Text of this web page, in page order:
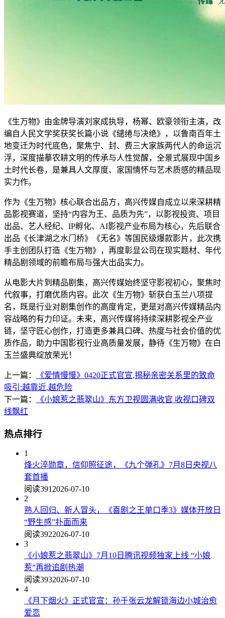
《生万物》由金牌导演刘家成执导，杨幂、欧豪领衔主演，改
编自人民文学奖获奖长篇小说《缱绻与决绝》，以鲁南百年土
地变迁为时代底色，聚焦宁、封、费三大家族两代人的命运沉
浮，深度描摹农耕文明的传承与人性觉醒，全景式展现中国乡
土时代长卷，是兼具人文厚度、家国情怀与艺术质感的精品现
实力作。
作为《生万物》核心联合出品方，高兴传媒自成立以来深耕精
品影视赛道，坚持“内容为王、品质为先”，以影视投资、项目
出品、艺人经纪、IP孵化、AI影视产业布局为核心，先后联合
出品《长津湖之水门桥》《无名》等国民级爆款影片，此次携
手主创团队打造《生万物》，再度彰显公司在现实题材、年代
精品剧领域的前瞻布局与强大出品实力。
从电影大片到精品剧集，高兴传媒始终坚守影视初心，聚焦时
代叙事，打磨优质内容。此次《生万物》斩获白玉兰八项提
名，既是行业对剧集创作的高度肯定，更是对高兴传媒精品内
容战略的有力印证。未来，高兴传媒将持续深耕影视全产业
链，坚守匠心创作，打造更多兼具口碑、热度与社会价值的优
质作品，助力中国影视行业高质量发展，静待《生万物》在白
玉兰盛典绽放荣光！
上一篇：
《爱情慢慢》0420正式官宣,揭秘亲密关系里的致命
吸引:越靠近,越危险
下一篇：
《小娘惹之翡翠山》东方卫视圆满收官 收视口碑双
线飘红
热点排行
1
烽火淬勋章，信仰照征途，《九个弹孔》7月8日央视八
套首播
阅读391 2026-07-10
2
熟人回归、新人冒头，《喜剧之王单口季3》媒体开放日
“野生感”扑面而来
阅读3922026-07-10
3
《小娘惹之翡翠山》7月10日腾讯视频独家上线 “小娘
惹”再掀追剧热潮
阅读3932026-07-10
4
《月下烟火》正式官宣：孙千张云龙解锁海边小城治愈
爱恋